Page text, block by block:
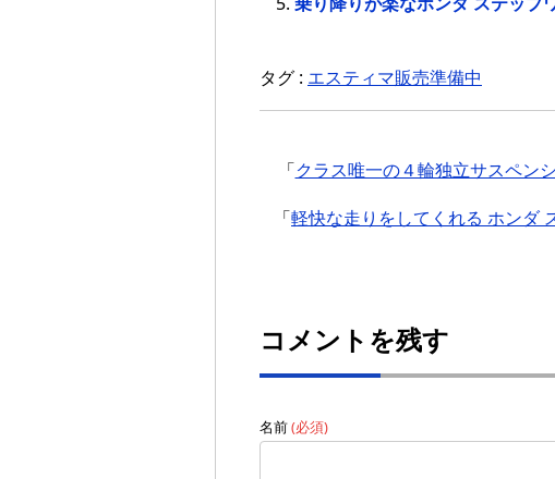
タグ : エスティマ販売準備中
「クラス唯一の４輪独立サスペン
「軽快な走りをしてくれる ホンダ
コメントを残す
名前(必須)